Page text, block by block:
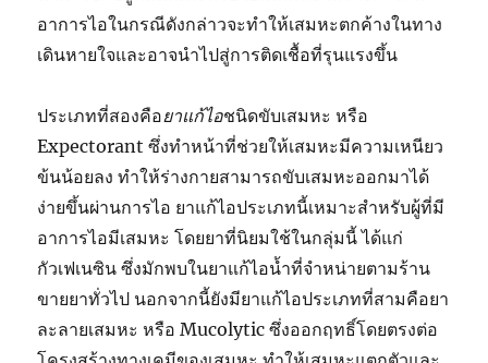
อาการไอในกรณีดังกล่าวจะทำให้เสมหะตกค้างในทาง
เดินหายใจและอาจนำไปสู่การติดเชื้อที่รุนแรงขึ้น
ประเภทที่สองคือยาแก้ไอชนิดขับเสมหะ หรือ
Expectorant ซึ่งทำหน้าที่ช่วยให้เสมหะมีความเหนียว
ข้นน้อยลง ทำให้ร่างกายสามารถขับเสมหะออกมาได้
ง่ายขึ้นผ่านการไอ ยาแก้ไอประเภทนี้เหมาะสำหรับผู้ที่มี
อาการไอมีเสมหะ โดยยาที่นิยมใช้ในกลุ่มนี้ ได้แก่
กัวเฟเนซิน ซึ่งมักพบในยาแก้ไอน้ำที่จำหน่ายตามร้าน
ขายยาทั่วไป นอกจากนี้ยังมียาแก้ไอประเภทที่สามคือยา
ละลายเสมหะ หรือ Mucolytic ซึ่งออกฤทธิ์โดยตรงต่อ